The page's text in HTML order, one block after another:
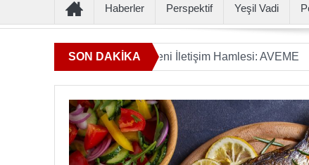
Haberler Perspektif Yeşil Vadi
SON DAKİKA
Ötesine Geçen Yeni İletişim Hamlesi: AVEME